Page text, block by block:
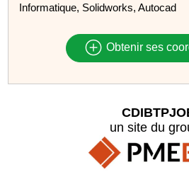
Informatique, Solidworks, Autocad
Obtenir ses
un site du